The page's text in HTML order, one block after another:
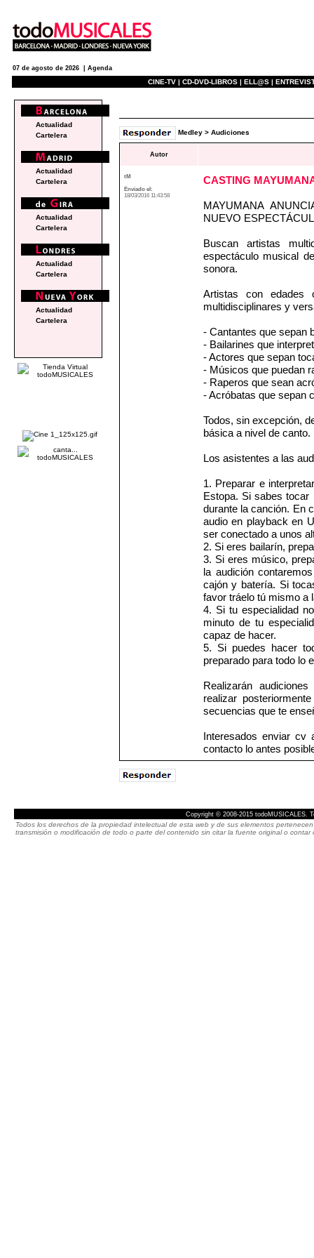
07 de agosto de 2026 | Agenda
CINE-TV | CD-DVD-LIBROS | ELL@S |
Medley > Audiciones
Autor
tM
Enviado el:
18/03/2016 11:43:58
CASTING
MAYUMANA
NUEVO
Buscan artistas
espectáculo musical
sonora.
Artistas con edades
multidisciplinares y
- Cantantes que sepan
- Bailarines que
- Actores que sepan
- Músicos que puedan
- Raperos que sean
- Acróbatas que sepan
Todos, sin excepción,
básica a nivel de canto.
Los asistentes a las
1. Preparar e
Estopa. Si sabes tocar
durante la canción. En
audio en playback en
ser conectado a unos
2. Si eres bailarín,
3. Si eres músico,
la audición
cajón y batería. Si
favor tráelo tú mismo a
4. Si tu especialidad
minuto de tu
capaz de hacer.
5. Si puedes hacer
preparado para todo lo
Realizarán
realizar
secuencias que te
Interesados enviar cv
contacto lo antes
Actualidad
Cartelera
Actualidad
Cartelera
Actualidad
Cartelera
Actualidad
Cartelera
Actualidad
Cartelera
Copyright © 2008-2015 todoMUSICALES.
Todos los derechos de la propiedad intelectual de esta web y de sus elementos
transmisión o modificación de todo o parte del contenido sin citar la fuente original o